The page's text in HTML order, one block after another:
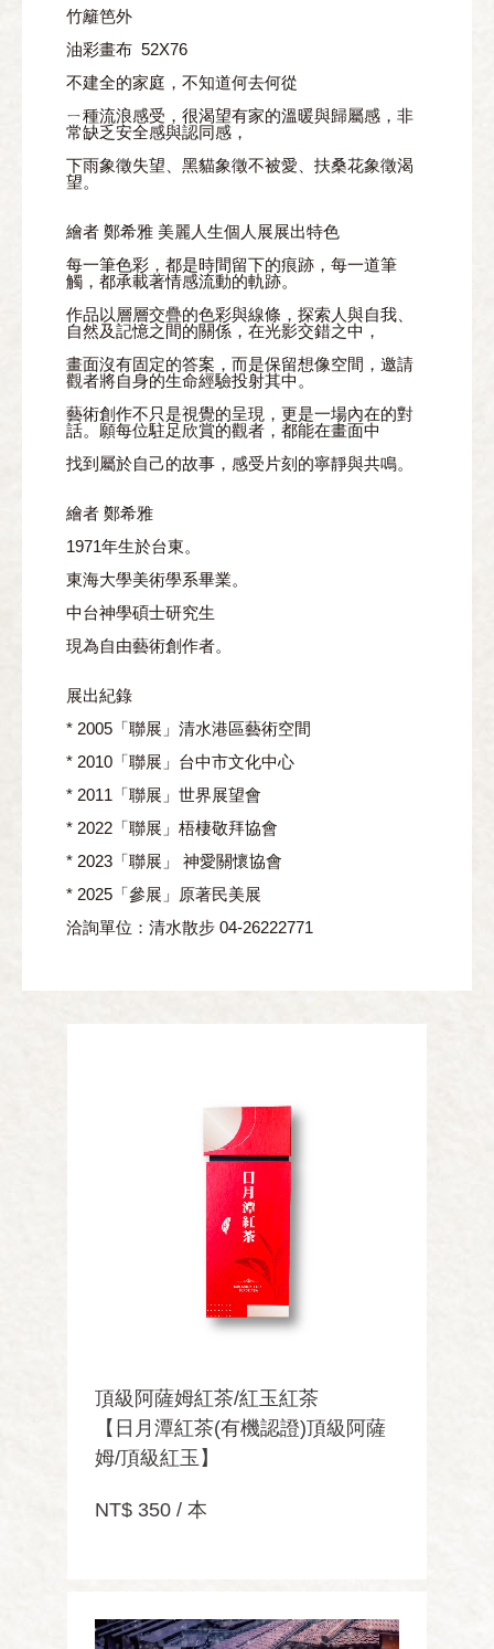
竹籬笆外
油彩畫布 52X76
不建全的家庭，不知道何去何從
ㄧ種流浪感受，很渴望有家的溫暖與歸屬感，非
常缺乏安全感與認同感，
下雨象徵失望、黑貓象徵不被愛、扶桑花象徵渴
望。
繪者 鄭希雅 美麗人生個人展展出特色
每一筆色彩，都是時間留下的痕跡，每一道筆
觸，都承載著情感流動的軌跡。
作品以層層交疊的色彩與線條，探索人與自我、
自然及記憶之間的關係，在光影交錯之中，
畫面沒有固定的答案，而是保留想像空間，邀請
觀者將自身的生命經驗投射其中。
藝術創作不只是視覺的呈現，更是一場內在的對
話。願每位駐足欣賞的觀者，都能在畫面中
找到屬於自己的故事，感受片刻的寧靜與共鳴。
繪者 鄭希雅
1971年生於台東。
東海大學美術學系畢業。
中台神學碩士研究生
現為自由藝術創作者。
展出紀錄
* 2005「聯展」清水港區藝術空間
* 2010「聯展」台中市文化中心
* 2011「聯展」世界展望會
* 2022「聯展」梧棲敬拜協會
* 2023「聯展」 神愛關懷協會
* 2025「參展」原著民美展
洽詢單位：清水散步 04-26222771
頂級阿薩姆紅茶/紅玉紅茶
【日月潭紅茶(有機認證)頂級阿薩
姆/頂級紅玉】
NT$ 350 / 本